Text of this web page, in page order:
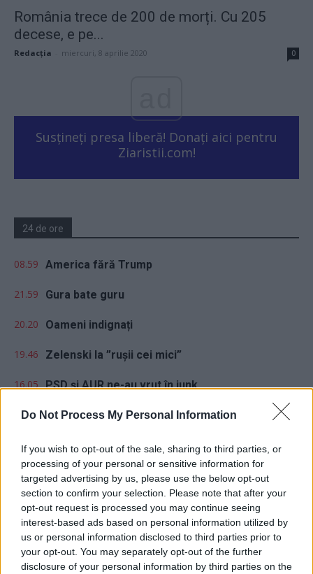
Do Not Process My Personal Information
If you wish to opt-out of the sale, sharing to third parties, or
processing of your personal or sensitive information for
targeted advertising by us, please use the below opt-out
section to confirm your selection. Please note that after your
opt-out request is processed you may continue seeing
interest-based ads based on personal information utilized by
us or personal information disclosed to third parties prior to
your opt-out. You may separately opt-out of the further
disclosure of your personal information by third parties on the
România trece de 200 de morți. Cu 205
decese, e pe...
Redacţia miercuri, 8 aprilie 2020 0
Susțineți presa liberă! Donați aici pentru
Ziaristii.com!
24 de ore
08.59 America fără Trump
21.59 Gura bate guru
20.20 Oameni indignați
19.46 Zelenski la ”rușii cei mici”
16.05 PSD și AUR ne-au vrut în junk
15.33
PSD și AUR au inventat bâta anti-Fritz. ”Metoda
14.18 Argentina a reușit! Metoda Milei: nu crești
taxele, ci scazi cheltuielile...